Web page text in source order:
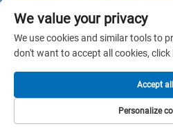
Політика
We value your privacy
We use cookies and similar tools to
don't want to accept all cookies, click
Personalize
Accept all